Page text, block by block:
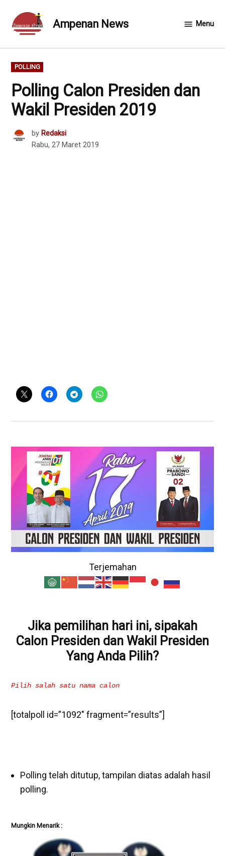
content
Ampenan News Menu
POSTED
IN
POLLING
Polling Calon Presiden dan
Wakil Presiden 2019
by Redaksi
Rabu, 27 Maret 2019
Terjemahan
Jika pemilihan hari ini, sipakah
Calon Presiden dan Wakil Presiden
Yang Anda Pilih?
Pilih salah satu nama calon
[totalpoll id=”1092″ fragment=”results”]
Polling telah ditutup, tampilan diatas adalah hasil
polling.
Mungkin Menarik :